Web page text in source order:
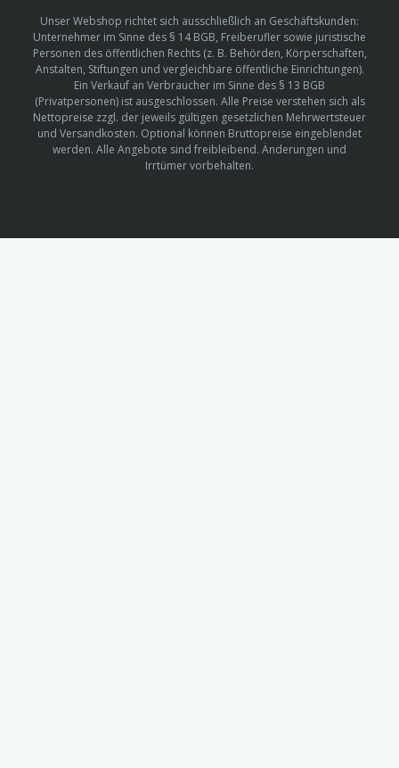
Unser Webshop richtet sich ausschließlich an Geschäftskunden:
Unternehmer im Sinne des § 14 BGB, Freiberufler sowie juristische
Personen des öffentlichen Rechts (z. B. Behörden, Körperschaften,
Anstalten, Stiftungen und vergleichbare öffentliche Einrichtungen).
Ein Verkauf an Verbraucher im Sinne des § 13 BGB
(Privatpersonen) ist ausgeschlossen. Alle Preise verstehen sich als
Nettopreise zzgl. der jeweils gültigen gesetzlichen Mehrwertsteuer
und Versandkosten. Optional können Bruttopreise eingeblendet
werden. Alle Angebote sind freibleibend. Änderungen und
Irrtümer vorbehalten.